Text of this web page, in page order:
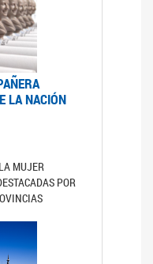
LA NACIÓN
MUJER
POR